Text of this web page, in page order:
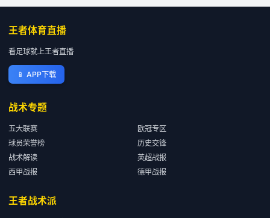
王者体育直播
看足球就上王者直播
📱 APP下载
战术专题
五大联赛
欧冠专区
球员荣誉榜
历史交锋
战术解读
英超战报
西甲战报
德甲战报
王者战术派